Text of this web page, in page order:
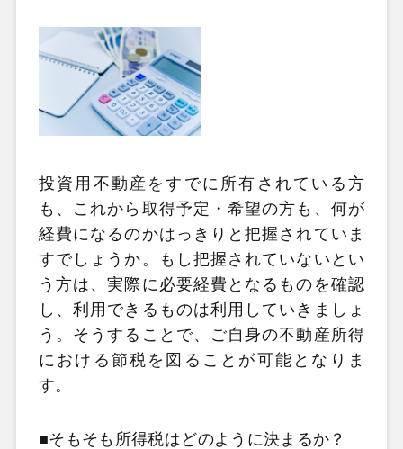
投資用不動産をすでに所有されている方
も、これから取得予定・希望の方も、何が
経費になるのかはっきりと把握されていま
すでしょうか。もし把握されていないとい
う方は、実際に必要経費となるものを確認
し、利用できるものは利用していきましょ
う。そうすることで、ご自身の不動産所得
における節税を図ることが可能となりま
す。
■そもそも所得税はどのように決まるか？